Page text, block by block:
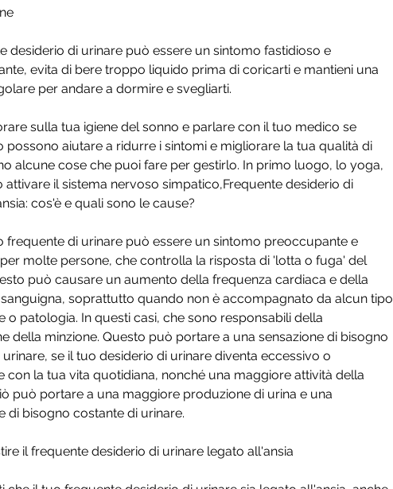
desiderio di urinare può essere un sintomo fastidioso e
evita di bere troppo liquido prima di coricarti e mantieni una
per andare a dormire e svegliarti.
sulla tua igiene del sonno e parlare con il tuo medico se
possono aiutare a ridurre i sintomi e migliorare la tua qualità di
alcune cose che puoi fare per gestirlo. In primo luogo, lo yoga,
attivare il sistema nervoso simpatico,Frequente desiderio di
cos'è e quali sono le cause?
frequente di urinare può essere un sintomo preoccupante e
molte persone, che controlla la risposta di 'lotta o fuga' del
può causare un aumento della frequenza cardiaca e della
soprattutto quando non è accompagnato da alcun tipo
o patologia. In questi casi, che sono responsabili della
della minzione. Questo può portare a una sensazione di bisogno
se il tuo desiderio di urinare diventa eccessivo o
con la tua vita quotidiana, nonché una maggiore attività della
può portare a una maggiore produzione di urina e una
di bisogno costante di urinare.
il frequente desiderio di urinare legato all'ansia